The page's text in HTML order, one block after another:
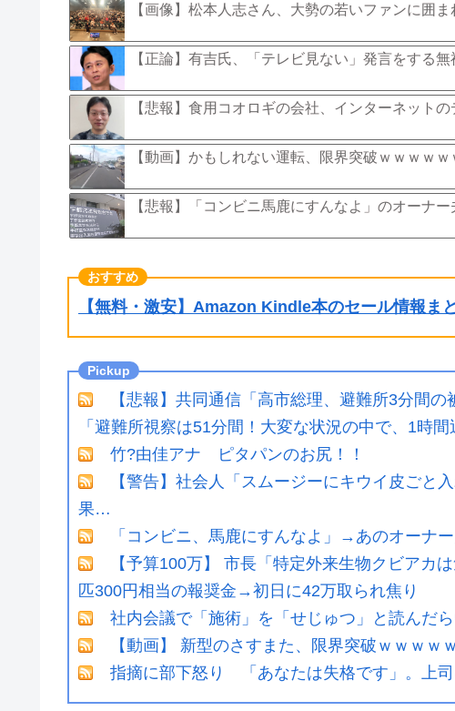
【画像】松本人志さん、大勢の若いファンに囲
【正論】有吉氏、「テレビ見ない」発言をする
【悲報】食用コオロギの会社、インターネット
【動画】かもしれない運転、限界突破ｗｗｗｗ
【悲報】「コンビニ馬鹿にすんなよ」のオーナ
【無料・激安】Amazon Kindle本のセール情報ま
【悲報】共同通信「高市総理、避難所3分間
「避難所視察は51分間！大変な状況の中で、1時
竹?由佳アナ ピタパンのお尻！！
【警告】社会人「スムージーにキウイ皮ご
果…
「コンビニ、馬鹿にすんなよ」→あのオーナ
【予算100万】 市長「特定外来生物クビアカ
匹300円相当の報奨金→初日に42万取られ焦り
社内会議で「施術」を「せじゅつ」と読んだ
【動画】 新型のさすまた、限界突破ｗｗｗｗ
指摘に部下怒り 「あなたは失格です」。上